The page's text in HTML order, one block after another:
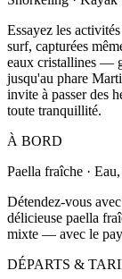
Essayez les
surf, capturées
eaux cristallines —
jusqu'au phare
invite à passer des
toute tranquillité.
À BORD
Paella fraîche ·
Détendez-vous
délicieuse paella
mixte — avec le
DÉPARTS &